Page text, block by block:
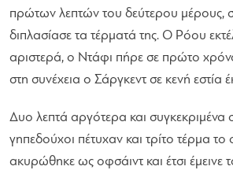
πρώτων λεπτών του δεύτερου μέρους,
διπλασίασε τα τέρματά της. Ο Ρόου
αριστερά, ο Ντάφι πήρε σε πρώτο
στη συνέχεια ο Σάργκεντ σε κενή εστία
Δυο λεπτά αργότερα και συγκεκριμένα
γηπεδούχοι πέτυχαν και τρίτο τέρμα
ακυρώθηκε ως οφσάιντ και έτσι έμεινε